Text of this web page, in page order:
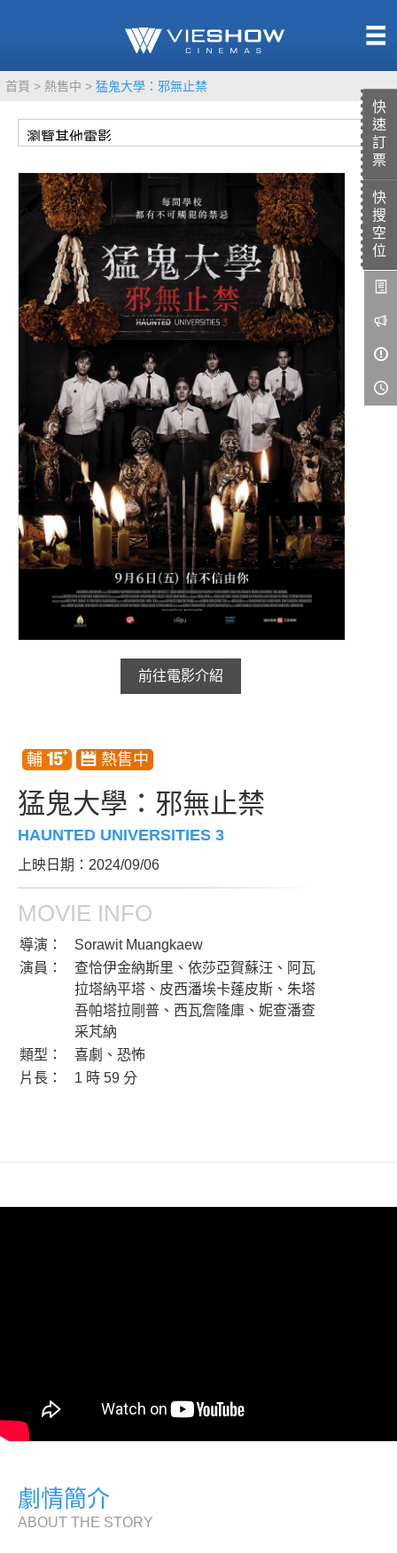
快
速
訂
票
快
搜
空
位
首頁 熱售中 猛鬼大學：邪無止禁
前往電影介紹
猛鬼大學：邪無止禁
HAUNTED UNIVERSITIES 3
上映日期：2024/09/06
MOVIE INFO
導演：
Sorawit Muangkaew
演員：
查恰伊金納斯里、依莎亞賀蘇汪、阿瓦
拉塔納平塔、皮西潘埃卡蓬皮斯、朱塔
吾帕塔拉剛普、西瓦詹隆庫、妮查潘查
采芃納
類型：
喜劇、恐怖
片長：
1 時 59 分
劇情簡介
ABOUT THE STORY
TITAN SCREEN
MUCROWN
IMAX
4DX
VR 演唱會
GOLD CLASS
AD口述影像
LIVE演唱會
影城餐飲
UNICORN
影城公告
影城活動
中獎名單
合作夥伴
商家介紹
會員Q&A